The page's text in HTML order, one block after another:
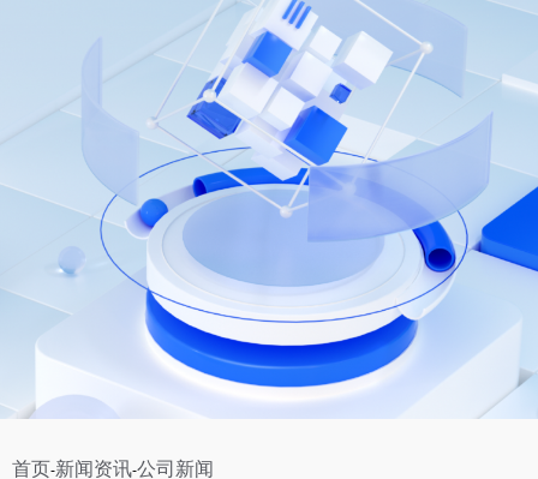
首页-新闻资讯-公司新闻